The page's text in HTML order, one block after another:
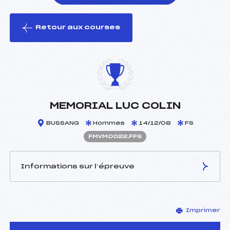
le ski
Retour aux courses
MEMORIAL LUC COLIN
BUSSANG Hommes 14/12/08 FS
FMVM0022.FFS
Informations sur l’épreuve
ARNOULD LYDIE (MV)
D.T Adjoint :
–
Imprimer